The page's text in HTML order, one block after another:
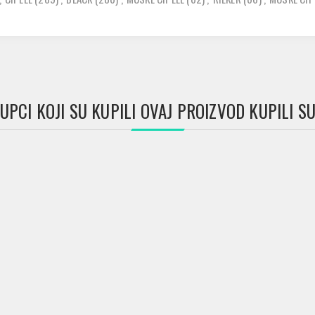
KOJI SU KUPILI OVAJ PROIZVOD KUPILI